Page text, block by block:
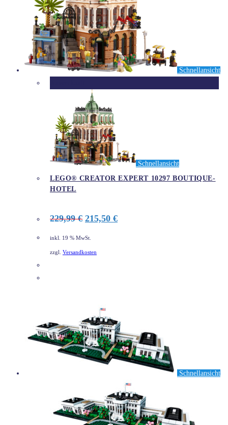
Schnellansicht
Schnellansicht
LEGO® CREATOR EXPERT 10297 BOUTIQUE-
HOTEL
229,99€ Ursprünglicher
Preis
war:
215,50 €Aktueller
inkl. 19 % MwSt.
zzgl. Versandkosten
Schnellansicht